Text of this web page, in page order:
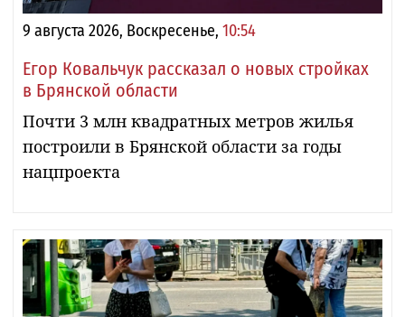
9 августа 2026, Воскресенье, 10:54
Егор Ковальчук рассказал о новых стройках
в Брянской области
Почти 3 млн квадратных метров жилья
построили в Брянской области за годы
нацпроекта